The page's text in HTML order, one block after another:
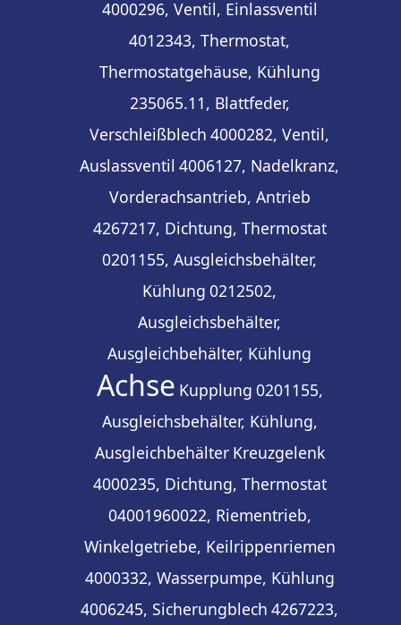
4000296, Ventil, Einlassventil
4012343, Thermostat,
Thermostatgehäuse, Kühlung
235065.11, Blattfeder,
Verschleißblech 4000282, Ventil,
Auslassventil 4006127, Nadelkranz,
Vorderachsantrieb, Antrieb
4267217, Dichtung, Thermostat
0201155, Ausgleichsbehälter,
Kühlung 0212502,
Ausgleichsbehälter,
Ausgleichbehälter, Kühlung
Achse Kupplung 0201155,
Ausgleichsbehälter, Kühlung,
Ausgleichbehälter Kreuzgelenk
4000235, Dichtung, Thermostat
04001960022, Riementrieb,
Winkelgetriebe, Keilrippenriemen
4000332, Wasserpumpe, Kühlung
4006245, Sicherungblech 4267223,